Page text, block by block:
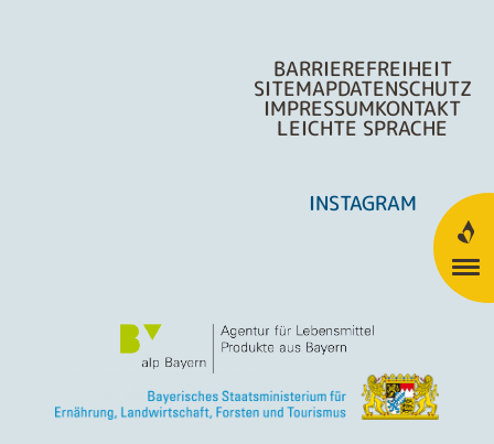
BARRIEREFREIHEIT
SITEMAPDATENSCHUTZ
IMPRESSUMKONTAKT
LEICHTE SPRACHE
INSTAGRAM